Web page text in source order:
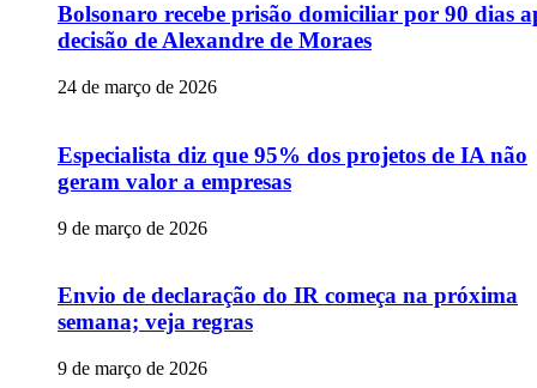
Bolsonaro recebe prisão domiciliar por 90 dias
decisão de Alexandre de Moraes
24 de março de 2026
Especialista diz que 95% dos projetos de IA não
geram valor a empresas
9 de março de 2026
Envio de declaração do IR começa na próxima
semana; veja regras
9 de março de 2026